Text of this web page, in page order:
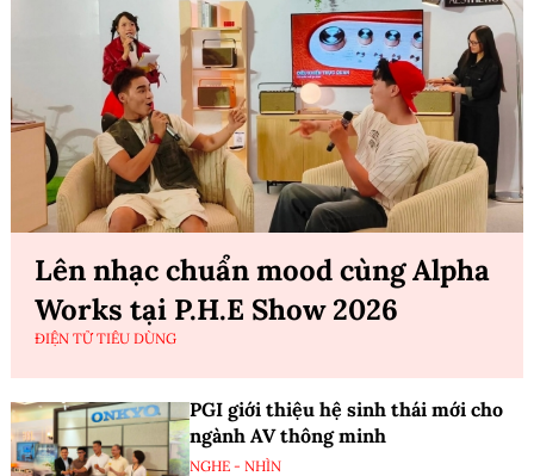
Lên nhạc chuẩn mood cùng Alpha
Works tại P.H.E Show 2026
ĐIỆN TỬ TIÊU DÙNG
PGI giới thiệu hệ sinh thái mới cho
ngành AV thông minh
NGHE - NHÌN